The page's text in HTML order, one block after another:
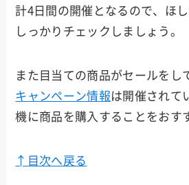
計4日間の開催となるので、ほ
しっかりチェックしましょう。
また目当ての商品がセールをし
キャンペーン情報は開催されて
機に商品を購入することをおす
↑目次へ戻る